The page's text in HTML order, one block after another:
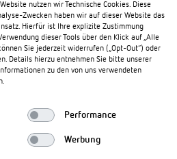
visitez-nous sur:
nutzen wir Technische Cookies. Diese
Zwecken haben wir auf dieser Website das
Hierfür ist Ihre explizite Zustimmung
dieser Tools über den Klick auf „Alle
Sie jederzeit widerrufen („Opt-Out“) oder
Details hierzu entnehmen Sie bitte unserer
zu den von uns verwendeten
Performance
Werbung